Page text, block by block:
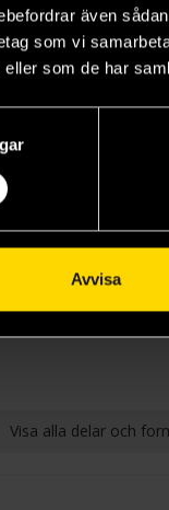
även
som vi
som de har
Avvisa
Visa alla delar och